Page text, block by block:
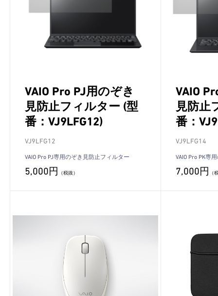
VAIO Pro PJ用のぞき
見防止フィルター (型
番：VJ9LFG12)
VJ9LFG12
VAIO Pro PJ専用のぞき見防止フィルター
5,000円 （税抜）
VAIO
見防止
番：
VJ9LFG14
VAIO Pro PK専
7,000円 （